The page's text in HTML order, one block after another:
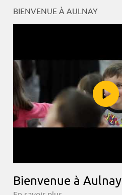
BIENVENUE À AULNAY
Bienvenue à Aulnay